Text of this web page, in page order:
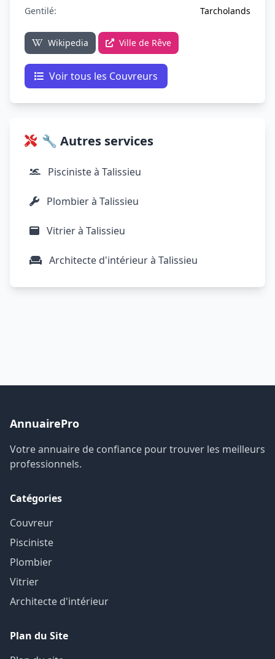
Gentilé:
Tarcholands
Wikipedia Ville de Rêve
Voir tous les Couvreurs
🔧 Autres services
Pisciniste à Talissieu
Plombier à Talissieu
Vitrier à Talissieu
Architecte d'intérieur à Talissieu
AnnuairePro
Votre annuaire de confiance pour trouver les meilleurs
professionnels.
Catégories
Couvreur
Pisciniste
Plombier
Vitrier
Architecte d'intérieur
Plan du Site